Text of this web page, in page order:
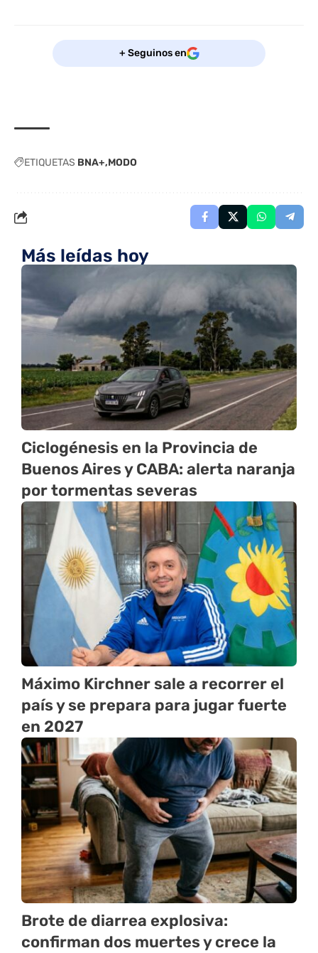
+ Seguinos en
ETIQUETAS BNA+ MODO
Más leídas hoy
Ciclogénesis en la Provincia de
Buenos Aires y CABA: alerta naranja
por tormentas severas
Máximo Kirchner sale a recorrer el
país y se prepara para jugar fuerte
en 2027
Brote de diarrea explosiva:
confirman dos muertes y crece la